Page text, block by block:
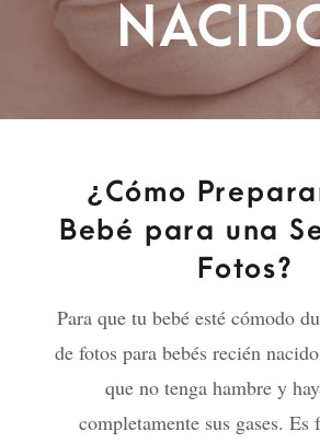
¿Cómo
Bebé para una
Fotos?
Para que tu bebé esté cómodo
de fotos para bebés recién
que no tenga hambre y
completamente sus gases. Es